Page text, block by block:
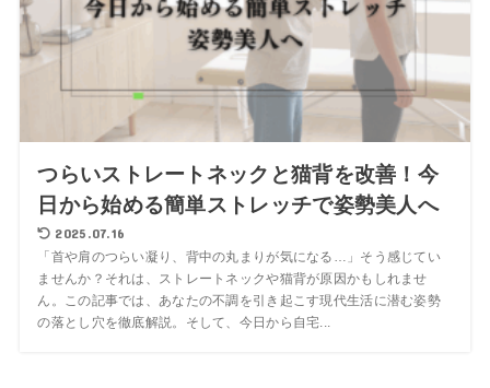
つらいストレートネックと猫背を改善！今
日から始める簡単ストレッチで姿勢美人へ
2025.07.16
「首や肩のつらい凝り、背中の丸まりが気になる…」そう感じてい
ませんか？それは、ストレートネックや猫背が原因かもしれませ
ん。この記事では、あなたの不調を引き起こす現代生活に潜む姿勢
の落とし穴を徹底解説。そして、今日から自宅...